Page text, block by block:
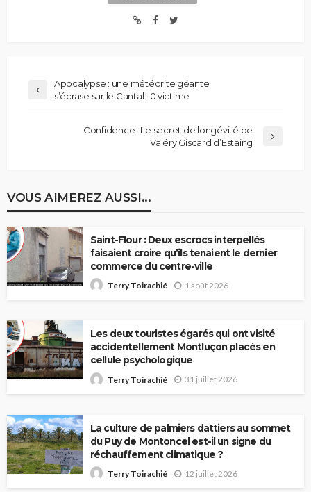
Apocalypse : une météorite géante
s’écrase sur le Cantal : 0 victime
Confidence : Le secret de longévité de
Valéry Giscard d’Estaing
VOUS AIMEREZ AUSSI...
Saint-Flour : Deux escrocs interpellés
faisaient croire qu’ils tenaient le dernier
commerce du centre-ville
Terry Toirachié 1 août 2026
Les deux touristes égarés qui ont visité
accidentellement Montluçon placés en
cellule psychologique
Terry Toirachié 31 juillet 2026
La culture de palmiers dattiers au sommet
du Puy de Montoncel est-il un signe du
réchauffement climatique ?
Terry Toirachié 12 juillet 2026